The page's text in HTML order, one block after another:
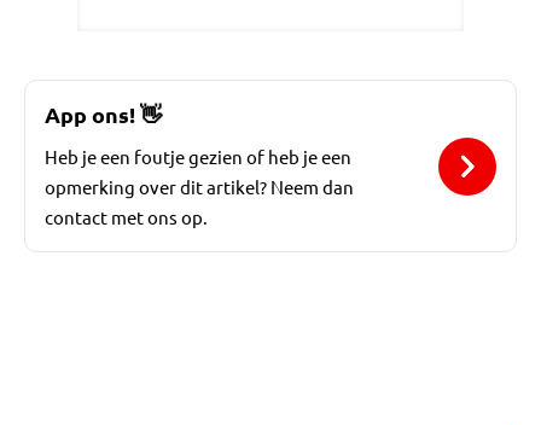
App ons!👋
Heb je een foutje gezien of heb je een
opmerking over dit artikel? Neem dan
contact met ons op.